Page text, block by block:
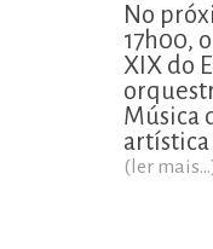
No
17h00,
XIX do
Música
artística
(ler